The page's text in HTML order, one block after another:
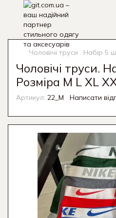
Чоловічі труси . Набір 5
Чоловічі труси.
Розміра M L XL
Артикул: 22_M Написати